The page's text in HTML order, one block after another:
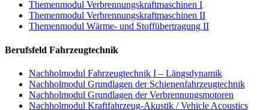
Themenmodul Verbrennungskraftmaschinen I
Themenmodul Verbrennungskraftmaschinen II
Themenmodul Wärme- und Stoffübertragung II
Berufsfeld Fahrzeugtechnik
Nachholmodul Fahrzeugtechnik I – Längsdynamik
Nachholmodul Grundlagen der Schienenfahrzeugtechnik
Nachholmodul Grundlagen der Verbrennungsmotoren
Nachholmodul Kraftfahrzeug-Akustik / Vehicle Acoustics